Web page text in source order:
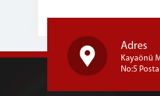
Adres
Kayaönü
No:5